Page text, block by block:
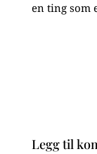
en ting som
Legg til